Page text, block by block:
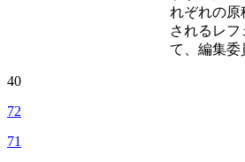
れぞれの原
されるレフ
て、編集委
40
72
71